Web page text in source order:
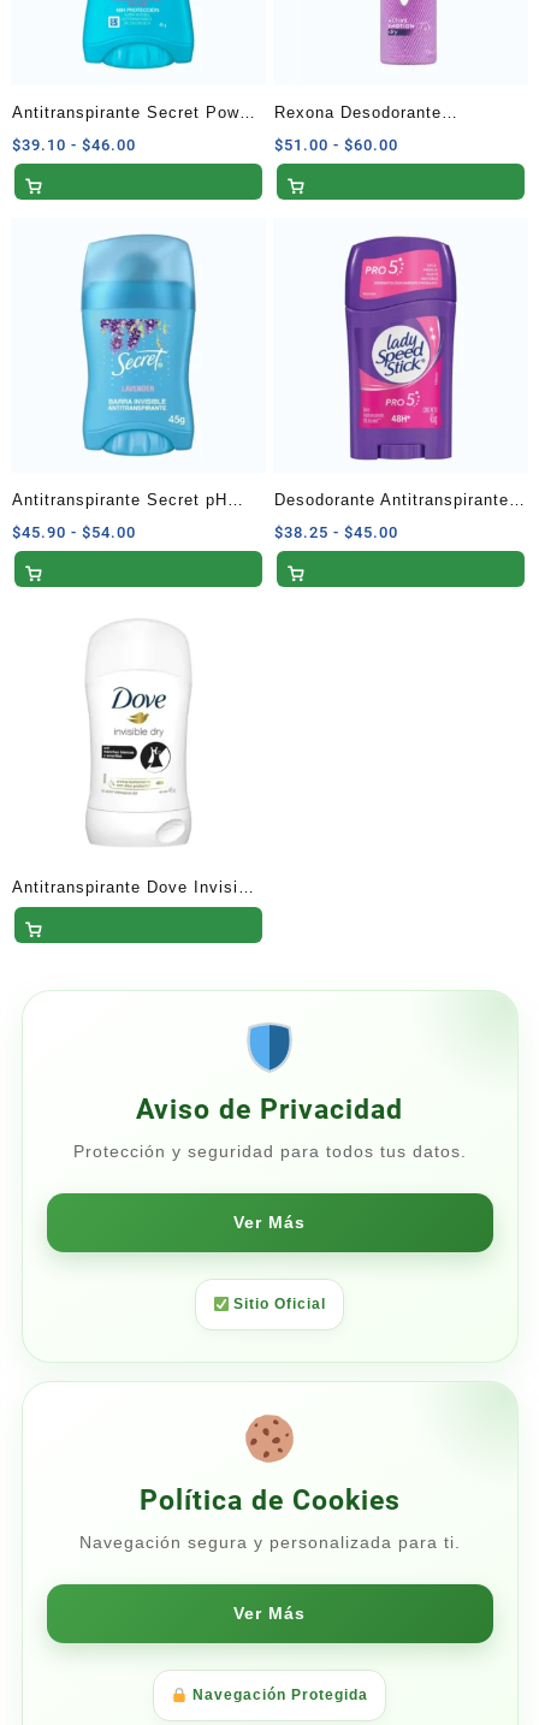
Antitranspirante Secret Power
Protect Powder Protect Cotton
45 G
$39.10 - $46.00
de
$39.10
Rexona Desodorante
Antitranspirante Active
Emotion en Aerosol para Dama
– 90 g
$51.00 - $60.00
de
$51.00
hasta
$60.00
Antitranspirante Secret pH
Balanced Lavender Invisible
en Barra – 45 G
$45.90 - $54.00
de
$45.90
Desodorante Antitranspirante
Lady Speed Stick Pro 5 45 g
$38.25 - $45.00
de
Antitranspirante Dove Invisible
Dry en Barra para Dama 45 G
Aviso de Privacidad
Protección y seguridad para todos tus datos.
Ver Más
Sitio Oficial
Política de Cookies
Navegación segura y personalizada para ti.
Ver Más
Navegación Protegida